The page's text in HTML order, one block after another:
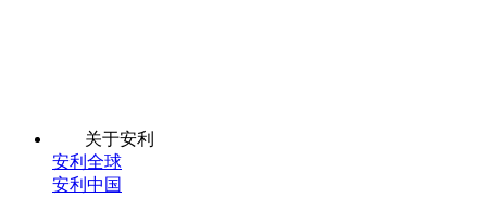
关于安利
安利全球
安利中国